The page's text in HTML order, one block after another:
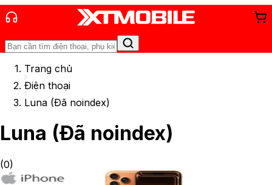
Trang chủ
Điện thoại
Luna (Đã noindex)
Luna (Đã noindex)
(0)